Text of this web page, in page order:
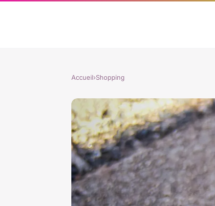
Accueil›Shopping